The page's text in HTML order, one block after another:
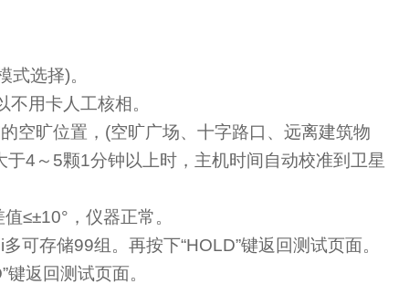
式选择)。
不用卡人工核相。
空旷位置， (空旷广场、十字路口、远离建筑物
于4 ～ 5颗1分钟以上时，主机时间自动校准到卫星
值≤±10°，仪器正常。
可存储99组。再按下“HOLD”键返回测试页面。
”键返回测试页面。